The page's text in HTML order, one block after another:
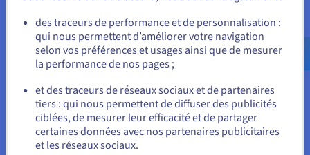
Avec ce genre de service, le client ne doitplus gérer
l'infrastructure sous-jacente . Il peut donc se
concentrer sur le déploiement et la gestion de ses
applications. L'un des principaux avantages pour
l'utilisateur est un gain d'efficacité, puisqu'il
préoccuper de l'acquisition des ressources
programmation de la capacitéet de lamaintenance
software.
Souvent, lesdéveloppeurs sont impliquésdans
l'utilisation des services Paas, car ils nécessitent un
Allez sur le site États-Unis
us.ovhcloud.com/learn Anglais USD - $
ou
Rester sur le site actuel
des traceurs de performance et de personnalisation :
qui nous permettent d’améliorer votre navigation
selon vos préférences et usages ainsi que de mesurer
la performance de nos pages ;
et des traceurs de réseaux sociaux et de partenaires
tiers : qui nous permettent de diffuser des publicités
ciblées, de mesurer leur efficacité et de partager
certaines données avec nos partenaires publicitaires
et les réseaux sociaux.